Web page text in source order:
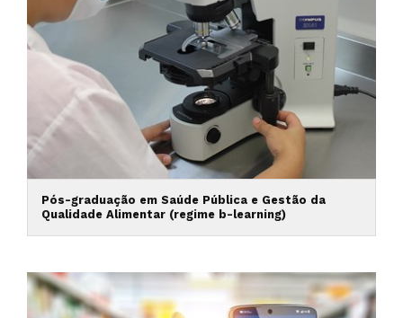
Pós-graduação em Saúde Pública e Gestão da
Qualidade Alimentar (regime b-learning)